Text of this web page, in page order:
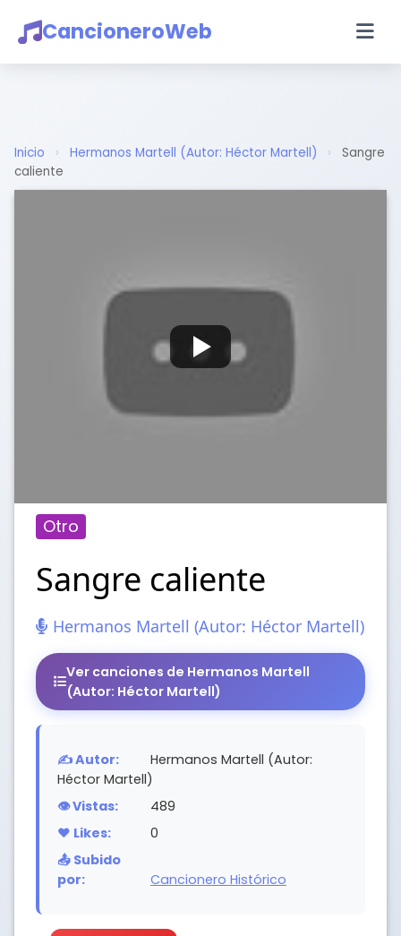
CancioneroWeb
Inicio › Hermanos Martell (Autor: Héctor Martell) ›
Sangre
caliente
Otro
Sangre caliente
Hermanos Martell (Autor: Héctor Martell)
Ver canciones de Hermanos Martell
(Autor: Héctor Martell)
✍️ Autor:
Hermanos Martell (Autor:
Héctor Martell)
👁️ Vistas:
489
❤️ Likes:
0
📤 Subido
por:
Cancionero Histórico